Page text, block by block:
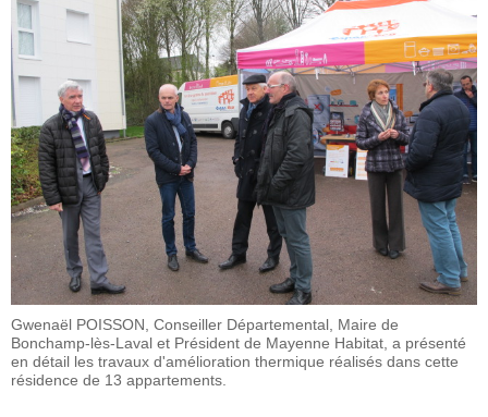
Gwenaël POISSON, Conseiller Départemental, Maire de
Bonchamp-lès-Laval et Président de Mayenne Habitat, a présenté
en détail les travaux d'amélioration thermique réalisés dans cette
résidence de 13 appartements.